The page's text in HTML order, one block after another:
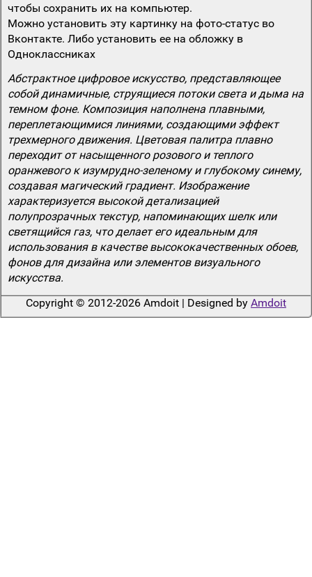
чтобы сохранить их на компьютер.
Можно установить эту картинку на фото-статус во
Вконтакте. Либо установить ее на обложку в
Одноклассниках
Абстрактное цифровое искусство, представляющее
собой динамичные, струящиеся потоки света и дыма на
темном фоне. Композиция наполнена плавными,
переплетающимися линиями, создающими эффект
трехмерного движения. Цветовая палитра плавно
переходит от насыщенного розового и теплого
оранжевого к изумрудно-зеленому и глубокому синему,
создавая магический градиент. Изображение
характеризуется высокой детализацией
полупрозрачных текстур, напоминающих шелк или
светящийся газ, что делает его идеальным для
использования в качестве высококачественных обоев,
фонов для дизайна или элементов визуального
искусства.
Copyright © 2012-2026 Amdoit | Designed by Amdoit